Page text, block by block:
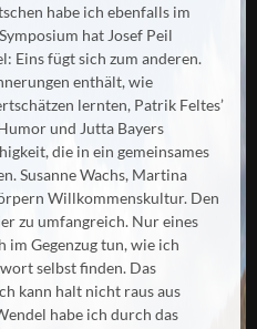
habe ich ebenfalls im
hat Josef Peil
Eins fügt sich zum anderen.
enthält, wie
lernten, Patrik Feltes’
und Jutta Bayers
die in ein gemeinsames
Susanne Wachs, Martina
Willkommenskultur. Den
zu umfangreich. Nur eines
im Gegenzug tun, wie ich
selbst finden. Das
kann halt nicht raus aus
habe ich durch das